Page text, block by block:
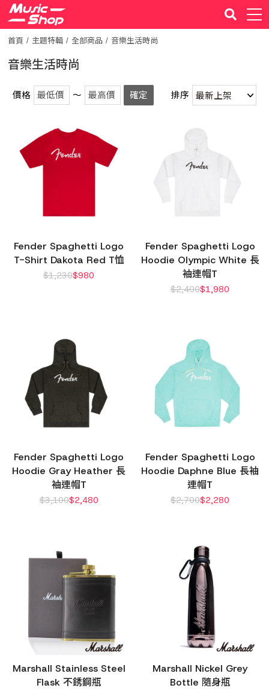
首頁 主題特輯 全部商品 音樂生活時尚
音樂生活時尚
價格 ～ 確定 排序
Fender Spaghetti Logo
T-Shirt Dakota Red T恤
$1,230$980
Fender Spaghetti Logo
Hoodie Olympic White 長
袖連帽T
$2,400$1,980
Fender Spaghetti Logo
Hoodie Gray Heather 長
袖連帽T
$3,100$2,480
Fender Spaghetti Logo
Hoodie Daphne Blue 長袖
連帽T
$2,700$2,280
Marshall Stainless Steel
Flask 不銹鋼瓶
Marshall Nickel Grey
Bottle 隨身瓶